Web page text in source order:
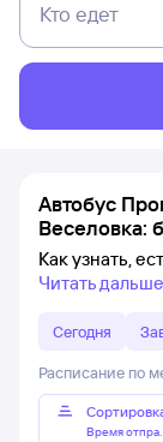
Кто едет
Автобус
Веселовка:
Как узнать,
Читать дальше
Сегодня
Расписание по
Время